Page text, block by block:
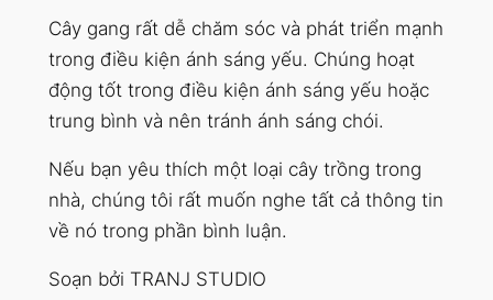
Cây gang rất dễ chăm sóc và phát triển mạnh
trong điều kiện ánh sáng yếu. Chúng hoạt
động tốt trong điều kiện ánh sáng yếu hoặc
trung bình và nên tránh ánh sáng chói.
Nếu bạn yêu thích một loại cây trồng trong
nhà, chúng tôi rất muốn nghe tất cả thông tin
về nó trong phần bình luận.
Soạn bởi TRANJ STUDIO